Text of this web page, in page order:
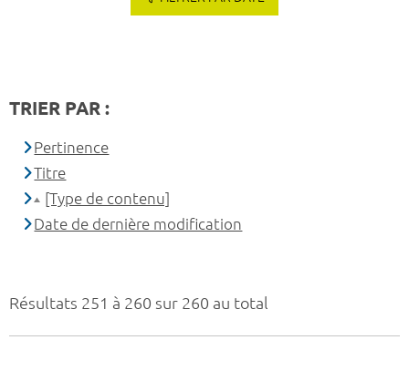
Résultats 251 à 260 sur 260 au total
TRIER PAR :
Pertinence
Titre
[Type de contenu]
Date de dernière modification